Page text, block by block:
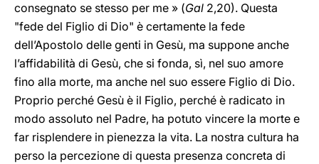
consegnato se stesso per me » (Gal 2,20). Questa
"fede del Figlio di Dio" è certamente la fede
dell’Apostolo delle genti in Gesù, ma suppone anche
l’affidabilità di Gesù, che si fonda, sì, nel suo amore
fino alla morte, ma anche nel suo essere Figlio di Dio.
Proprio perché Gesù è il Figlio, perché è radicato in
modo assoluto nel Padre, ha potuto vincere la morte e
far risplendere in pienezza la vita. La nostra cultura ha
perso la percezione di questa presenza concreta di